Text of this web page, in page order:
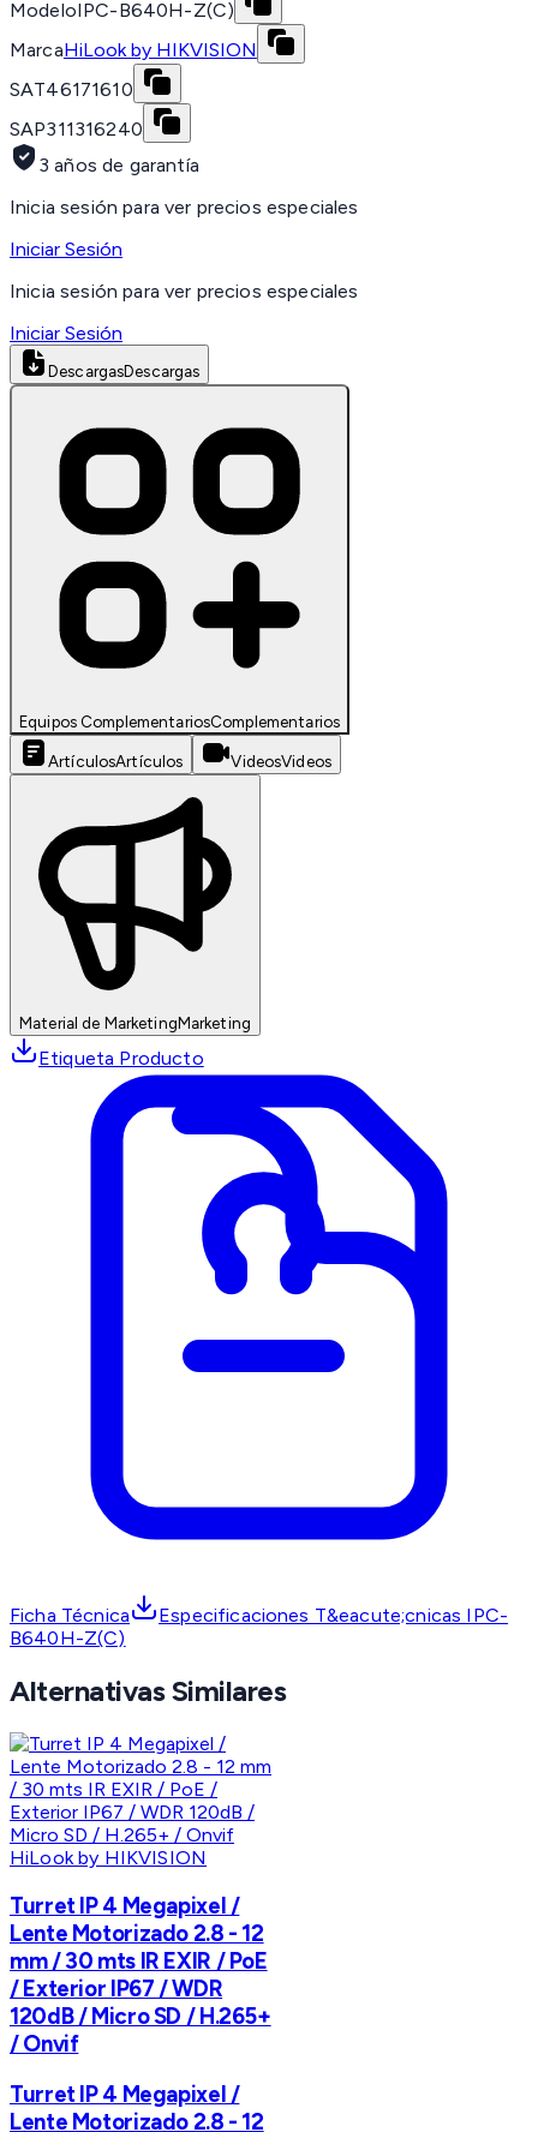
ModeloIPC-B640H-Z(C)
MarcaHiLook by HIKVISION
SAT46171610
SAP311316240
3 años de garantía
Inicia sesión para ver precios especiales
Iniciar Sesión
Inicia sesión para ver precios especiales
Iniciar Sesión
DescargasDescargas
Equipos ComplementariosComplementarios
ArtículosArtículos VideosVideos
Material de MarketingMarketing
Etiqueta Producto
Ficha Técnica
Especificaciones T&eacute;cnicas IPC-
B640H-Z(C)
Alternativas Similares
HiLook by HIKVISION
Turret IP 4 Megapixel /
Lente Motorizado 2.8 - 12
mm / 30 mts IR EXIR / PoE
/ Exterior IP67 / WDR
120dB / Micro SD / H.265+
/ Onvif
Turret IP 4 Megapixel /
Lente Motorizado 2.8 - 12